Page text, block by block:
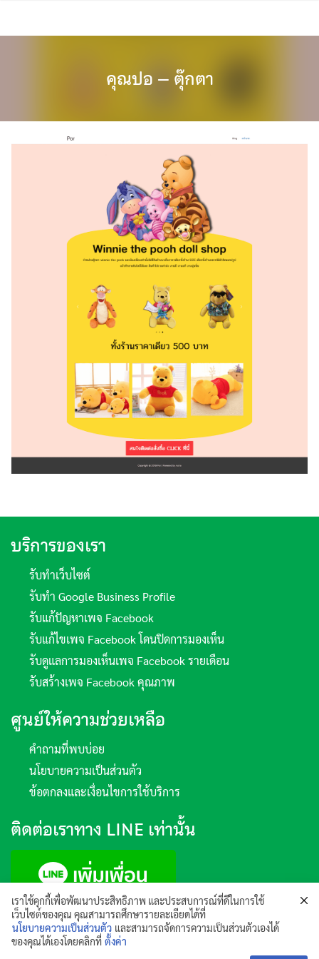
คุณปอ – ตุ๊กตา
บริการของเรา
รับทำเว็บไซต์
รับทำ Google Business Profile
รับแก้ปัญหาเพจ Facebook
รับแก้ไขเพจ Facebook โดนปิดการมองเห็น
รับดูแลการมองเห็นเพจ Facebook รายเดือน
รับสร้างเพจ Facebook คุณภาพ
ศูนย์ให้ความช่วยเหลือ
คำถามที่พบบ่อย
นโยบายความเป็นส่วนตัว
ข้อตกลงและเงื่อนไขการใช้บริการ
ติดต่อเราทาง LINE เท่านั้น
©2016-2023 toSKYsoft. All rights reserved.
เราใช้คุกกี้เพื่อพัฒนาประสิทธิภาพ และประสบการณ์ที่ดีในการใช้
เว็บไซต์ของคุณ คุณสามารถศึกษารายละเอียดได้ที่
นโยบายความเป็นส่วนตัว และสามารถจัดการความเป็นส่วนตัวเองได้
ของคุณได้เองโดยคลิกที่ ตั้งค่า